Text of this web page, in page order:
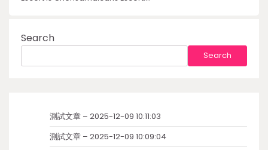
Search
Search
測試文章 – 2025-12-09 10:11:03
測試文章 – 2025-12-09 10:09:04